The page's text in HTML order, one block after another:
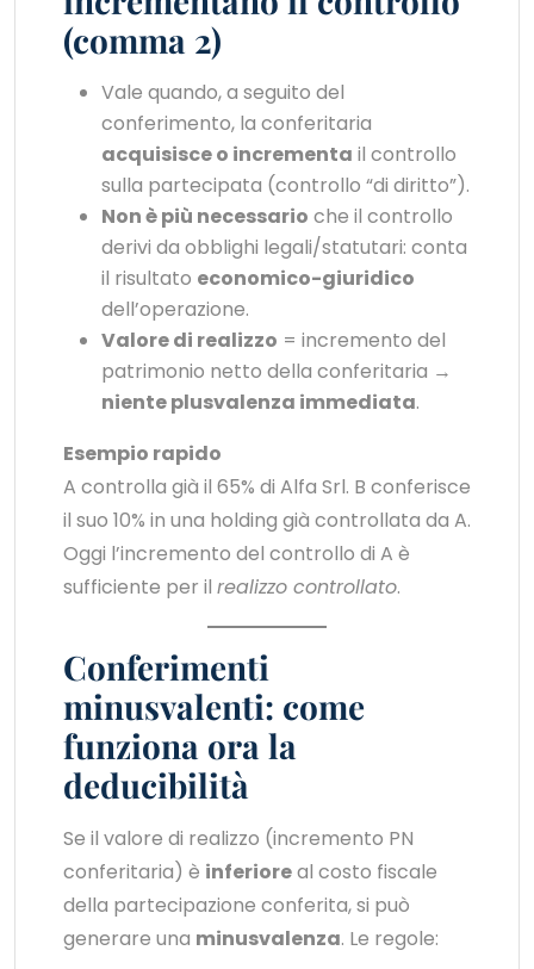
(comma 2)
Vale quando, a seguito del
conferimento, la conferitaria
acquisisce o incrementa il controllo
sulla partecipata (controllo “di diritto”).
Non è più necessario che il controllo
derivi da obblighi legali/statutari: conta
il risultato economico-giuridico
dell’operazione.
Valore di realizzo = incremento del
patrimonio netto della conferitaria →
niente plusvalenza immediata.
Esempio rapido
A controlla già il 65% di Alfa Srl. B conferisce
il suo 10% in una holding già controllata da A.
Oggi l’incremento del controllo di A è
sufficiente per il realizzo controllato.
Conferimenti
minusvalenti: come
funziona ora la
deducibilità
Se il valore di realizzo (incremento PN
conferitaria) è inferioreal costo fiscale
della partecipazione conferita, si può
generare una minusvalenza. Le regole: